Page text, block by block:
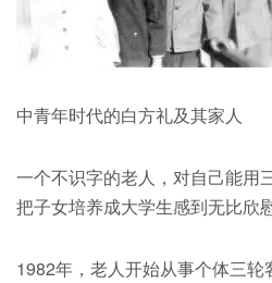
中青年时代的白方礼及其家人
一个不识字的老人，对自己能用
把子女培养成大学生感到无比欣慰
1982年，老人开始从事个体三轮